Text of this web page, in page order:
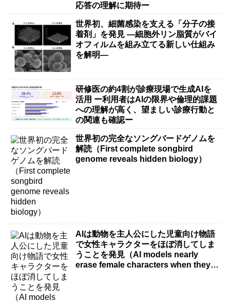
応答の理解に期待ー
世界初、細菌感染を支える「分子の接
着剤」を発見 ―細胞外リン脂質がバイ
オフィルムを組み立てる新しい仕組み
を解明―
研修医の約4割が診療現場で生成AIを
活用 ー利用者はAIの限界や倫理的課題
への理解が高く、望ましい診療行動と
の関連も確認ー
世界初の完全なソングバードゲノムを
解読（First complete songbird
genome reveals hidden biology）
AIは動物を主人公にした児童向け物語
で女性キャラクターをほぼ消してしま
うことを発見（AI models nearly
erase female characters when they